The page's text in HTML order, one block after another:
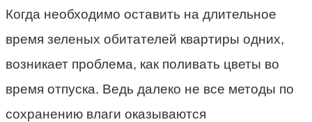
Когда необходимо оставить на длительное
время зеленых обитателей квартиры одних,
возникает проблема, как поливать цветы во
время отпуска. Ведь далеко не все методы по
сохранению влаги оказываются